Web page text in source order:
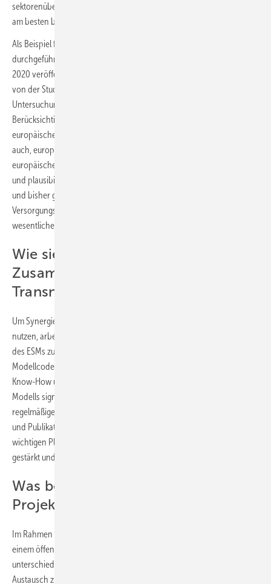
sektorenübergreifende Einflüsse auf eigene Netzplanungsprozesse
am besten berücksichtigen zu können.
Als Beispiel für solche Analysen können die bisher mit ESM
durchgeführten Studien von TransnetBW genannt werden. Im Jahr
2020 veröffentlichte TransnetBW die Studie “Stromnetz 2050”, gefolgt
von der Studie “Energy System 2050” im Jahr 2022. In diesen
Untersuchungen wurde ein bedarfsgerechtes Netz unter
Berücksichtigung verschiedener Entwicklungspfade des
europäischen Energiesystems ermittelt. Derartige Studien erlauben es
auch, europäische Planungsprozesse, zum Beispiel beim Verband der
europäischen Übertragungsnetzbetreiber Entso-E, besser analysieren
und plausibilisieren zu können. Aktuell führt TransnetBW ihre dritte
und bisher größte Studie, “Adequacy 2050“, zum Thema europäischer
Versorgungssicherheit im Jahr 2050 durch, bei der das ESM als ein
wesentliches Element in der Studientoolkette verwendet wird.
Wie sieht die
Zusammenarbeit zwischen APG und
TransnetBW bei diesem Thema aus?
Um Synergieeffekte durch Wissenstransfer und Aufgabenteilung zu
nutzen, arbeiten APG und TransnetBW eng in der Weiterentwicklung
des ESMs zusammen. Die methodische Kooperation am selben
Modellcode ermöglicht die effiziente Integration von nationalem
Know-How und steigert Qualität und Aussagekraft des europäischen
Modells signifikant. Die Zusammenarbeit zeichnet sich durch
regelmäßige Fachaustausche und gemeinsame öffentliche Auftritte
und Publikationen aus. Durch die gemeinsame Arbeit an diesem
wichtigen Planungsinstrument wird der europäische Zusammenhalt
gestärkt und der Mehrwert für die Partner skaliert.
Was beinhaltet das APG-
Projekt „ZusammEn2040“?
Im Rahmen der Initiative „ZusammEn2040“ wird das ESM von APG in
einem öffentlichen Prozess eingesetzt, um mit Expert:innen
unterschiedlicher Stakeholder einen sektorenübergreifenden
Austausch zu führen und Energiesystemvisionen aus